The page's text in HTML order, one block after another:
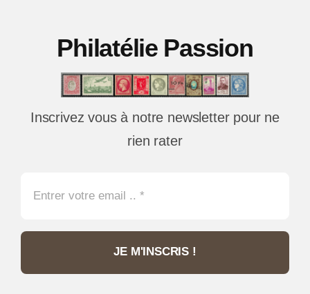
Philatélie Passion
Inscrivez vous à notre newsletter pour ne
rien rater
JE M'INSCRIS !